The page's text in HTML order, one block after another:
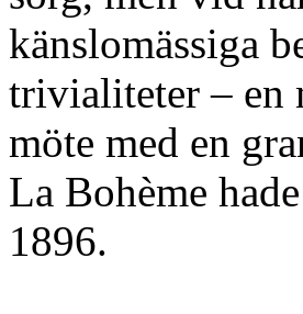
känslomässiga
trivialiteter – en
möte med en
La Bohème
1896.